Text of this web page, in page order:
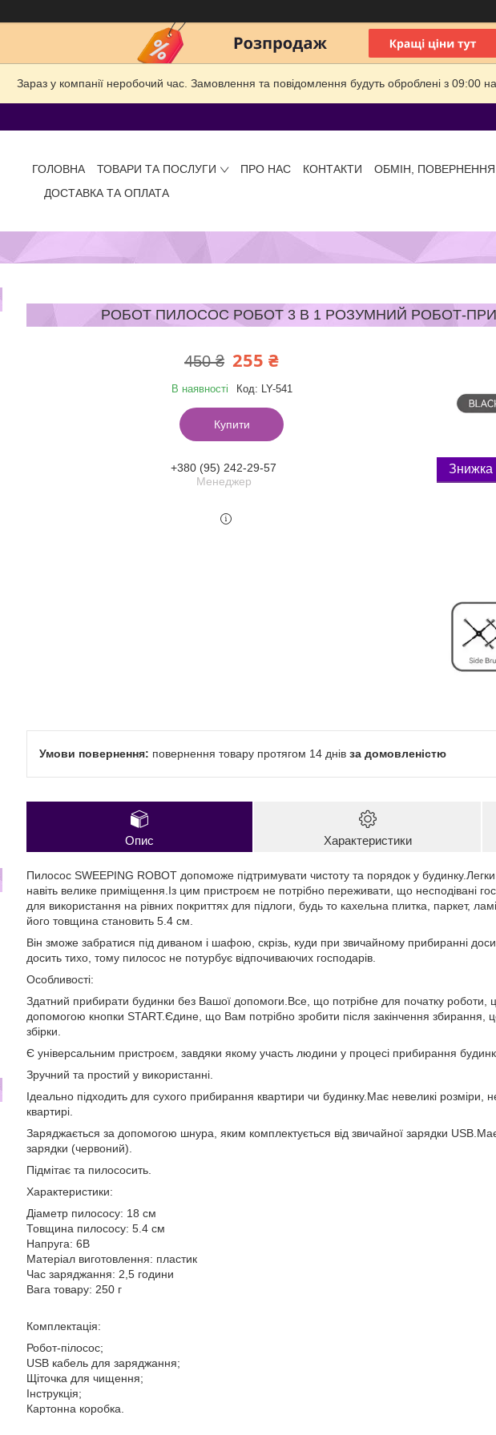
Зараз у компанії неробочий час. Замовлення та повідомлення будуть оброблені з 09:00
ГОЛОВНА ТОВАРИ ТА ПОСЛУГИ ПРО НАС КОНТАКТИ
ОБМІН, ПОВЕРНЕННЯ
ДОСТАВКА ТА ОПЛАТА
РОБОТ ПИЛОСОС РОБОТ 3 В 1 РОЗУМНИЙ РОБОТ-
450 ₴ 255 ₴
В наявності Код: LY-541
Купити
+380 (95) 242-29-57
Менеджер
повернення товару протягом 14 днів за домовленістю
Опис Характеристики
Пилосос SWEEPING ROBOT допоможе підтримувати чистоту та порядок у
навіть велике приміщення.Із цим пристроєм не потрібно переживати, що несподівані
для використання на рівних покриттях для підлоги, будь то кахельна плитка, паркет,
його товщина становить 5.4 см.
Він зможе забратися під диваном і шафою, скрізь, куди при звичайному прибиранні
досить тихо, тому пилосос не потурбує відпочиваючих господарів.
Особливості:
Здатний прибирати будинки без Вашої допомоги.Все, що потрібне для початку роботи,
допомогою кнопки START.Єдине, що Вам потрібно зробити після закінчення збирання,
збірки.
Є універсальним пристроєм, завдяки якому участь людини у процесі прибирання будинку
Зручний та простий у використанні.
Ідеально підходить для сухого прибирання квартири чи будинку.Має невеликі розміри,
квартирі.
Заряджається за допомогою шнура, яким комплектується від звичайної зарядки
зарядки (червоний).
Підмітає та пилососить.
Характеристики:
Діаметр пилососу: 18 см
Товщина пилососу: 5.4 см
Напруга: 6В
Матеріал виготовлення: пластик
Час заряджання: 2,5 години
Вага товару: 250 г
Комплектація:
Робот-пілосос;
USB кабель для заряджання;
Щіточка для чищення;
Інструкція;
Картонна коробка.